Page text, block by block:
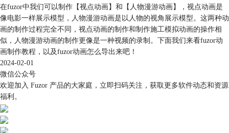
在fuzor中我们可以制作【视点动画】和【人物漫游动画】，视点动画是
像电影一样展示模型，人物漫游动画是以人物的视角展示模型。这两种动
画的制作过程完全不同，视点动画的制作和制作施工模拟动画的操作相
似，人物漫游动画的制作更像是一种视频的录制。下面我们来看fuzor动
画制作教程，以及fuzor动画怎么导出来吧！
2024-02-01
微信公众号
欢迎加入 Fuzor 产品的大家庭，立即扫码关注，获取更多软件动态和资源
福利。